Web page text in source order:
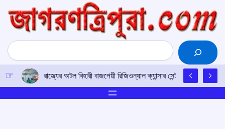
content
Search
রাজ্যের অটল বিহারী বাজপেয়ী রিজিওন্যাল ক্যান্সার সেন্টারে উত্তর-